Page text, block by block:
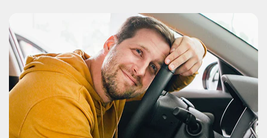
Apie paskolos suteikimą būsite informuotas
SMS žinute ir/arba el. paštu
Kai mūsų komandą sprendimą dėl jūsų paskolos – jūs
gausite pranešimą tiesiai į savo mobilųjį telefoną arba el.
paštą. Tai užtikrina, kad būtumėte informuoti apie
sprendimą greitai ir patogiai. Jei paskola bus patvirtinta
– mes pateiksime jums visą informaciją apie tolesnius